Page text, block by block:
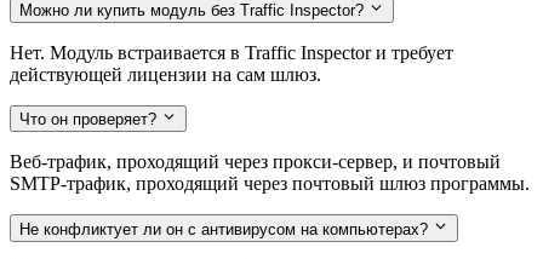
Можно ли купить модуль без Traffic Inspector?
Нет. Модуль встраивается в Traffic Inspector и требует
действующей лицензии на сам шлюз.
Что он проверяет?
Веб-трафик, проходящий через прокси-сервер, и почтовый
SMTP-трафик, проходящий через почтовый шлюз программы.
Не конфликтует ли он с антивирусом на компьютерах?